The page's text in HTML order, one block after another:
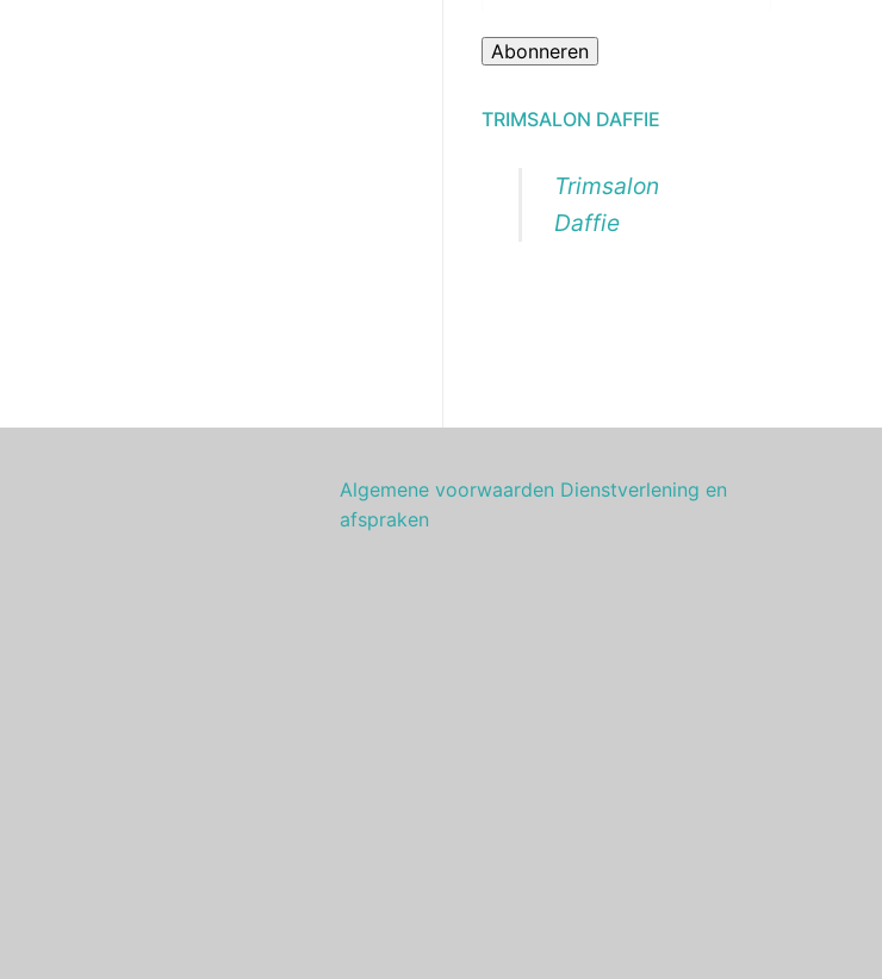
Abonneren
TRIMSALON DAFFIE
Trimsalon
Daffie
Algemene voorwaarden Dienstverlening en
afspraken